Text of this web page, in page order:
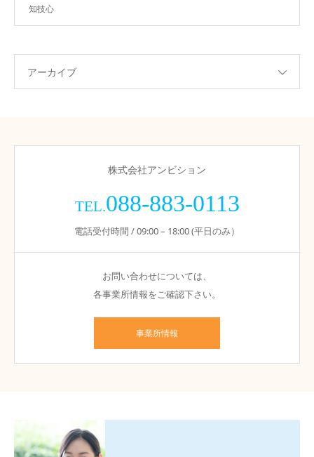
知技心
アーカイブ
株式会社アンビション
TEL.088-883-0113
電話受付時間 / 09:00 – 18:00 (平日のみ）
お問い合わせについては、
各事業所情報をご確認下さい。
事業所情報